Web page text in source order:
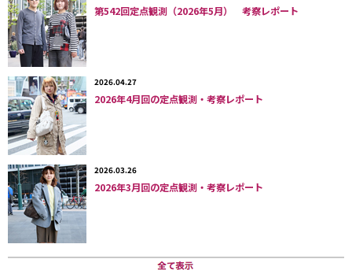
減少している渋谷地点では、ミニ丈ボトムスの女性は 約17.6%
の約半分に。＋ショートブーツは新宿の約半分と、他地点とは異なる
トレンドを示していた。
具体的に分類すると、すっかり全国区になった「sweet
「ひらミニ＋キャメルか黒のショート丈コート＋ブーティ」のモテ〜
カワイイが定番スタイルだが、
ウールなど厚手の素材のショートパンツで元気〜快活なミニ丈ボトム
スのスタイリングが主流。さらに
は、シャツ＋ジャケットコート＋ショートパンツ＋黒のブーティとモ
ノトーンで強い女性のイメージが人気のよう。
ショートブーツは、メガヒットとなった
が圧倒的に多かったが、これは防寒という機能性がファッション性よ
第542回定点観測（2026年5月） 考察レポート
2026.04.27
2026年4月回の定点観測・考察レポート
2026.03.26
2026年3月回の定点観測・考察レポート